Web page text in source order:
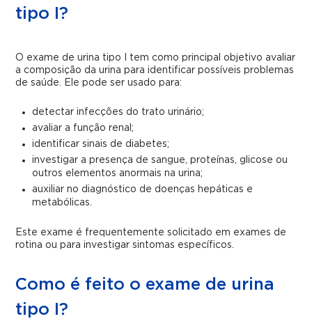
tipo I?
O exame de urina tipo I tem como principal objetivo avaliar
a composição da urina para identificar possíveis problemas
de saúde. Ele pode ser usado para:
detectar infecções do trato urinário;
avaliar a função renal;
identificar sinais de diabetes;
investigar a presença de sangue, proteínas, glicose ou
outros elementos anormais na urina;
auxiliar no diagnóstico de doenças hepáticas e
metabólicas.
Este exame é frequentemente solicitado em exames de
rotina ou para investigar sintomas específicos.
Como é feito o exame de urina
tipo I?